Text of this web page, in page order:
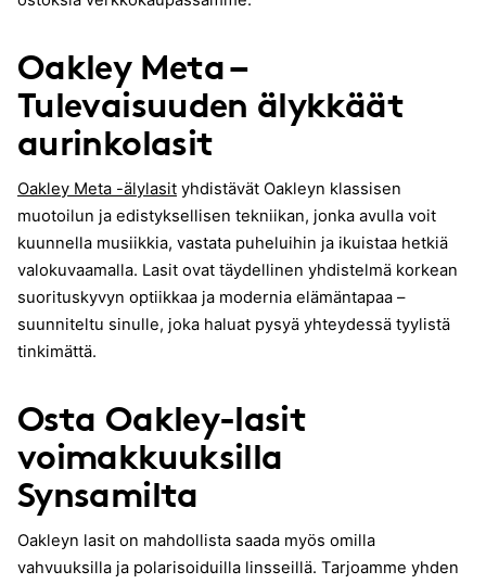
Oakley Meta –
Tulevaisuuden älykkäät
aurinkolasit
Oakley Meta -älylasit yhdistävät Oakleyn klassisen
muotoilun ja edistyksellisen tekniikan, jonka avulla voit
kuunnella musiikkia, vastata puheluihin ja ikuistaa hetkiä
valokuvaamalla. Lasit ovat täydellinen yhdistelmä korkean
suorituskyvyn optiikkaa ja modernia elämäntapaa –
suunniteltu sinulle, joka haluat pysyä yhteydessä tyylistä
tinkimättä.
Osta Oakley-lasit
voimakkuuksilla
Synsamilta
Oakleyn lasit on mahdollista saada myös omilla
vahvuuksilla ja polarisoiduilla linsseillä. Tarjoamme yhden